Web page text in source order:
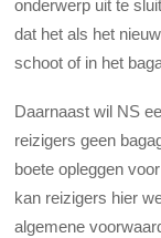
onderwerp uit te
dat het als het
schoot of in het
Daarnaast wil NS
reizigers geen
boete opleggen
kan reizigers hier
algemene